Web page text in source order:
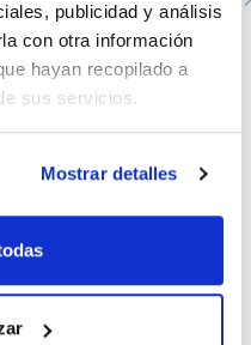
publicidad y análisis
con otra información
hayan recopilado a
sus servicios.
Mostrar detalles
ACS ISO UV-VIS K.F.,
de madera